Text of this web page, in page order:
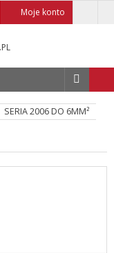
Moje konto
SERIA 2006 DO 6MM²